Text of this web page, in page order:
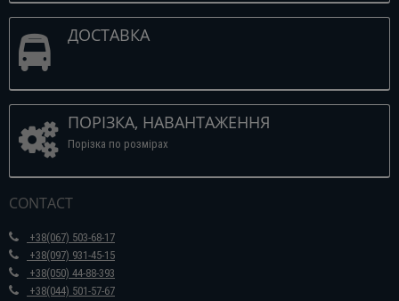
ДОСТАВКА
ПОРІЗКА, НАВАНТАЖЕННЯ
Порізка по розмірах
CONTACT
+38(067) 503-68-17
+38(097) 931-45-15
+38(050) 44-88-393
+38(044) 501-57-67